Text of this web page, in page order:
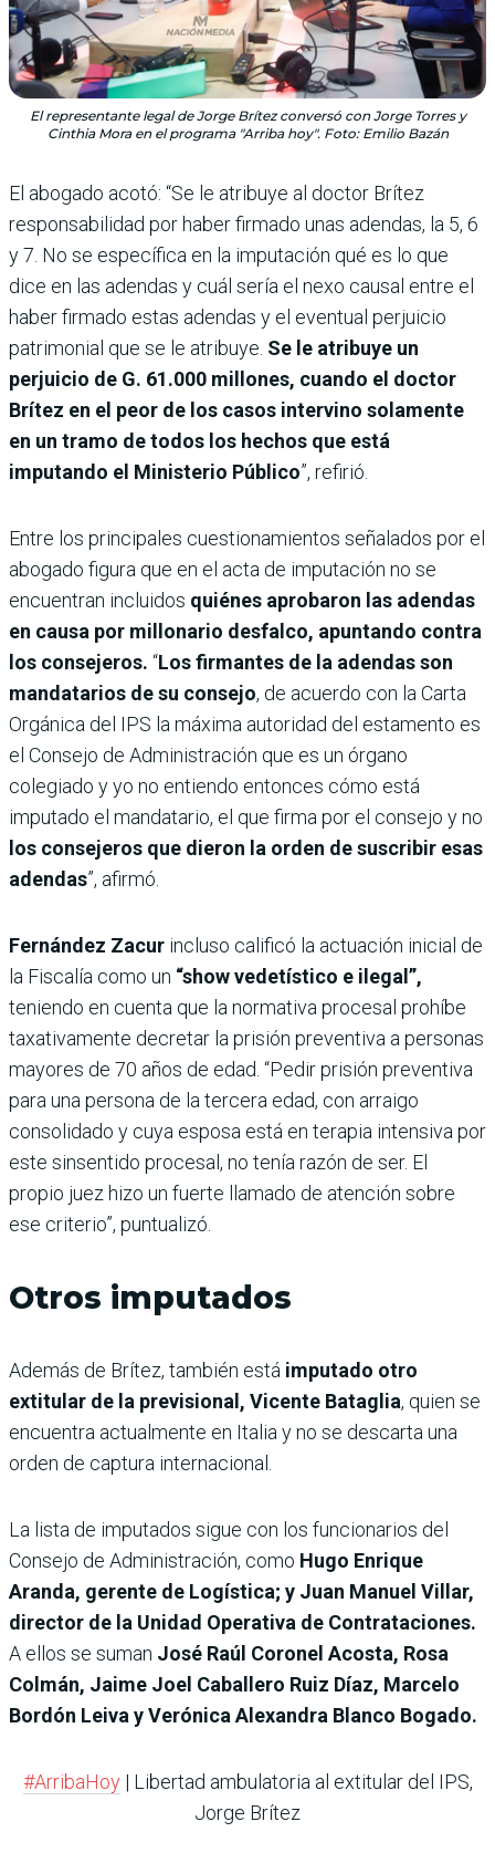
El representante legal de Jorge Brítez conversó con Jorge Torres y
Cinthia Mora en el programa "Arriba hoy". Foto: Emilio Bazán
El abogado acotó: “Se le atribuye al doctor Brítez
responsabilidad por haber firmado unas adendas, la 5, 6
y 7. No se específica en la imputación qué es lo que
dice en las adendas y cuál sería el nexo causal entre el
haber firmado estas adendas y el eventual perjuicio
patrimonial que se le atribuye. Se le atribuye un
perjuicio de G. 61.000 millones, cuando el doctor
Brítez en el peor de los casos intervino solamente
en un tramo de todos los hechos que está
imputando el Ministerio Público”, refirió.
Entre los principales cuestionamientos señalados por el
abogado figura que en el acta de imputación no se
encuentran incluidos quiénes aprobaron las adendas
en causa por millonario desfalco, apuntando contra
los consejeros. “Los firmantes de la adendas son
mandatarios de su consejo, de acuerdo con la Carta
Orgánica del IPS la máxima autoridad del estamento es
el Consejo de Administración que es un órgano
colegiado y yo no entiendo entonces cómo está
imputado el mandatario, el que firma por el consejo y no
los consejeros que dieron la orden de suscribir esas
adendas”, afirmó.
Fernández Zacur incluso calificó la actuación inicial de
la Fiscalía como un “show vedetístico e ilegal”,
teniendo en cuenta que la normativa procesal prohíbe
taxativamente decretar la prisión preventiva a personas
mayores de 70 años de edad. “Pedir prisión preventiva
para una persona de la tercera edad, con arraigo
consolidado y cuya esposa está en terapia intensiva por
este sinsentido procesal, no tenía razón de ser. El
propio juez hizo un fuerte llamado de atención sobre
ese criterio”, puntualizó.
Otros imputados
Además de Brítez, también está imputado otro
extitular de la previsional, Vicente Bataglia, quien se
encuentra actualmente en Italia y no se descarta una
orden de captura internacional.
La lista de imputados sigue con los funcionarios del
Consejo de Administración, como Hugo Enrique
Aranda, gerente de Logística; y Juan Manuel Villar,
director de la Unidad Operativa de Contrataciones.
A ellos se suman José Raúl Coronel Acosta, Rosa
Colmán, Jaime Joel Caballero Ruiz Díaz, Marcelo
Bordón Leiva y Verónica Alexandra Blanco Bogado.
#ArribaHoy| Libertad ambulatoria al extitular del IPS,
Jorge Brítez